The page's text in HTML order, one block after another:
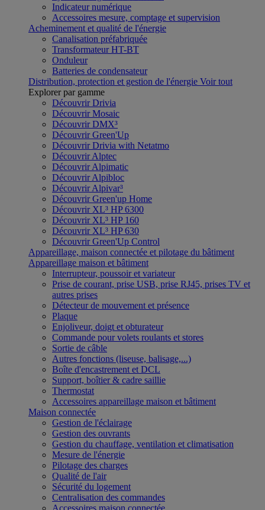
Indicateur numérique
Accessoires mesure, comptage et supervision
Acheminement et qualité de l'énergie
Canalisation préfabriquée
Transformateur HT-BT
Onduleur
Batteries de condensateur
Distribution, protection et gestion de l'énergie Voir tout
Explorer par gamme
Découvrir Drivia
Découvrir Mosaic
Découvrir DMX³
Découvrir Green'Up
Découvrir Drivia with Netatmo
Découvrir Alptec
Découvrir Alpimatic
Découvrir Alpibloc
Découvrir Alpivar³
Découvrir Green'up Home
Découvrir XL³ HP 6300
Découvrir XL³ HP 160
Découvrir XL³ HP 630
Découvrir Green'Up Control
Appareillage, maison connectée et pilotage du bâtiment
Appareillage maison et bâtiment
Interrupteur, poussoir et variateur
Prise de courant, prise USB, prise RJ45, prises TV et
autres prises
Détecteur de mouvement et présence
Plaque
Enjoliveur, doigt et obturateur
Commande pour volets roulants et stores
Sortie de câble
Autres fonctions (liseuse, balisage,...)
Boîte d'encastrement et DCL
Support, boîtier & cadre saillie
Thermostat
Accessoires appareillage maison et bâtiment
Maison connectée
Gestion de l'éclairage
Gestion des ouvrants
Gestion du chauffage, ventilation et climatisation
Mesure de l'énergie
Pilotage des charges
Qualité de l'air
Sécurité du logement
Centralisation des commandes
Accessoires maison connectée